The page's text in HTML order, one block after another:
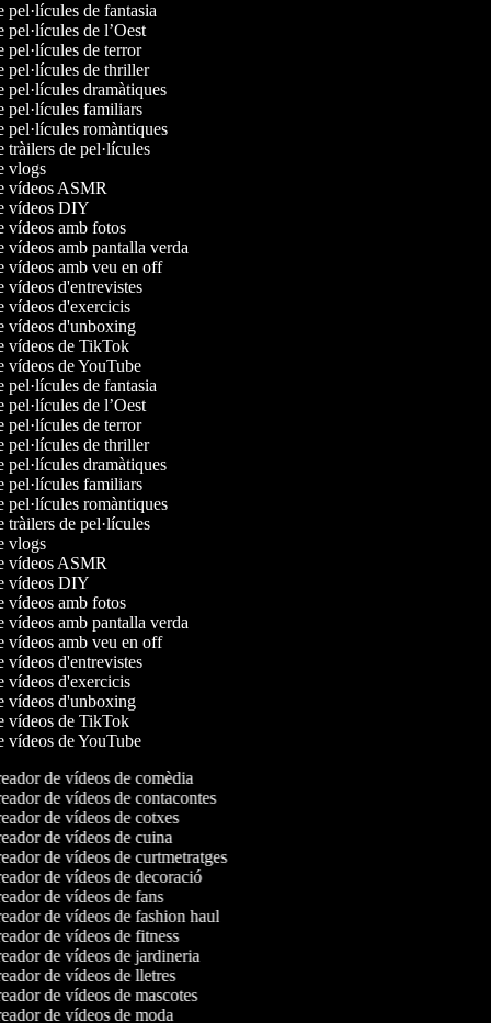
pel·lícules de fantasia
pel·lícules de l’Oest
pel·lícules de terror
pel·lícules de thriller
pel·lícules dramàtiques
pel·lícules familiars
pel·lícules romàntiques
tràilers de pel·lícules
vlogs
vídeos ASMR
vídeos DIY
vídeos amb fotos
vídeos amb pantalla verda
vídeos amb veu en off
vídeos d'entrevistes
vídeos d'exercicis
vídeos d'unboxing
vídeos de TikTok
vídeos de YouTube
pel·lícules de fantasia
pel·lícules de l’Oest
pel·lícules de terror
pel·lícules de thriller
pel·lícules dramàtiques
pel·lícules familiars
pel·lícules romàntiques
tràilers de pel·lícules
vlogs
vídeos ASMR
vídeos DIY
vídeos amb fotos
vídeos amb pantalla verda
vídeos amb veu en off
vídeos d'entrevistes
vídeos d'exercicis
vídeos d'unboxing
vídeos de TikTok
vídeos de YouTube
de vídeos de comèdia
de vídeos de contacontes
de vídeos de cotxes
de vídeos de cuina
de vídeos de curtmetratges
de vídeos de decoració
de vídeos de fans
de vídeos de fashion haul
de vídeos de fitness
de vídeos de jardineria
de vídeos de lletres
de vídeos de mascotes
de vídeos de moda